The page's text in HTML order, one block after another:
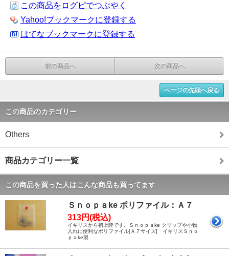
この商品をログピでつぶやく
Yahoo!ブックマークに登録する
はてなブックマークに登録する
前の商品へ 次の商品へ
ページの先頭へ戻る
この商品のカテゴリー
Others
商品カテゴリー一覧
この商品を買った人はこんな商品も買ってます
Ｓｎｏｐａke ポリファイル：Ａ７
313円(税込)
イギリスから初上陸です。Ｓｎｏｐａke クリップや小物
入れに便利なポリファイル[Ａ７サイズ] イギリスＳｎｏ
ｐａke製